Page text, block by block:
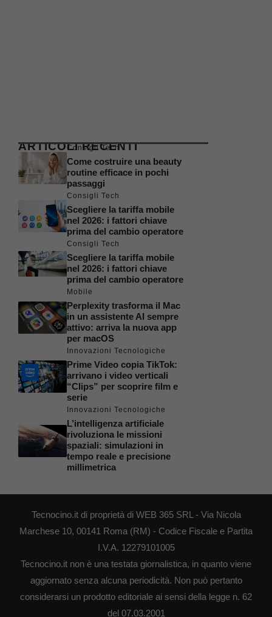
ARTICOLI RECENTI
Consigli Tech
Come costruire una beauty
routine efficace in pochi
passaggi
Consigli Tech
Scegliere la tariffa mobile
nel 2026: i fattori chiave
prima del cambio operatore
Consigli Tech
Scegliere la tariffa mobile
nel 2026: i fattori chiave
prima del cambio operatore
Mobile
Perplexity trasforma il Mac
in un assistente AI sempre
attivo: arriva la nuova app
per macOS
Innovazioni Tecnologiche
Prime Video copia TikTok:
arrivano i video verticali
“Clips” per scoprire film e
serie
Innovazioni Tecnologiche
L’intelligenza artificiale
rivoluziona le missioni
spaziali: simulazioni in
tempo reale e precisione
millimetrica
Tecnocino.it di proprietà di WEB 365 SRL - Via Nicola
Marchese 10, 00141 Roma (RM) - Codice Fiscale e Partita
I.V.A. 12279101005
Tecnocino.it non è una testata giornalistica, in quanto viene
aggiornato senza alcuna periodicità. Non può pertanto
considerarsi un prodotto editoriale ai sensi della legge n. 62
del 07.03.2001